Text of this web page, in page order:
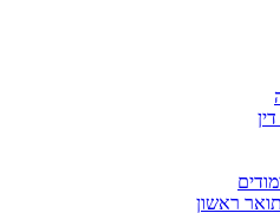
ראשון